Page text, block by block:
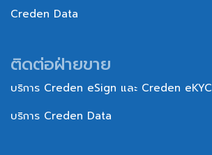
Creden Data
ติดต่อฝ่ายขาย
บริการ Creden eSign และ Creden eKYC
บริการ Creden Data